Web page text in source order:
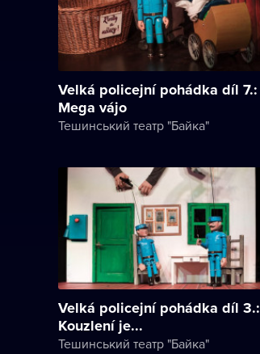
Velká policejní pohádka díl 7.:
Mega vájo
Тешинський театр "Байка"
Velká policejní pohádka díl 3.:
Kouzlení je...
Тешинський театр "Байка"